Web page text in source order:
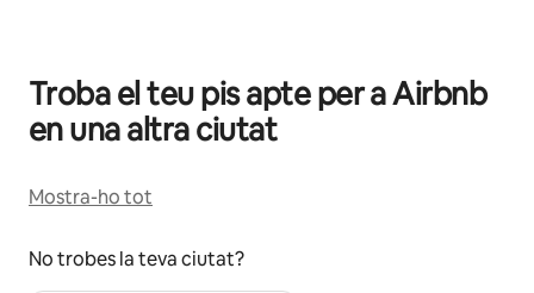
Troba el teu pis apte per a Airbnb
en una altra ciutat
Mostra-ho tot
No trobes la teva ciutat?